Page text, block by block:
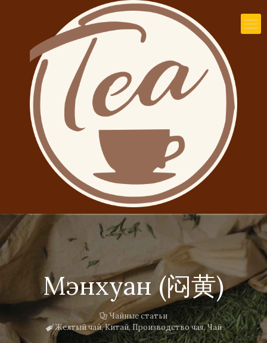
Мэнхуан (闷黄)
Чайные статьи
Желтый чай,Китай,Производство чая,Чай